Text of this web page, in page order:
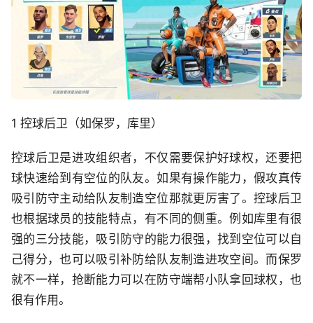
1 控球后卫（如保罗，库里）
控球后卫是进攻组织者，不仅需要保护好球权，还要把
球快速给到有空位的队友。如果有操作能力，假攻真传
吸引防守主动给队友制造空位那就更厉害了。控球后卫
也根据球员的技能特点，有不同的侧重。例如库里有很
强的三分技能，吸引防守的能力很强，找到空位可以自
己得分，也可以吸引补防给队友制造进攻空间。而保罗
就不一样，抢断能力可以在防守端帮小队拿回球权，也
很有作用。